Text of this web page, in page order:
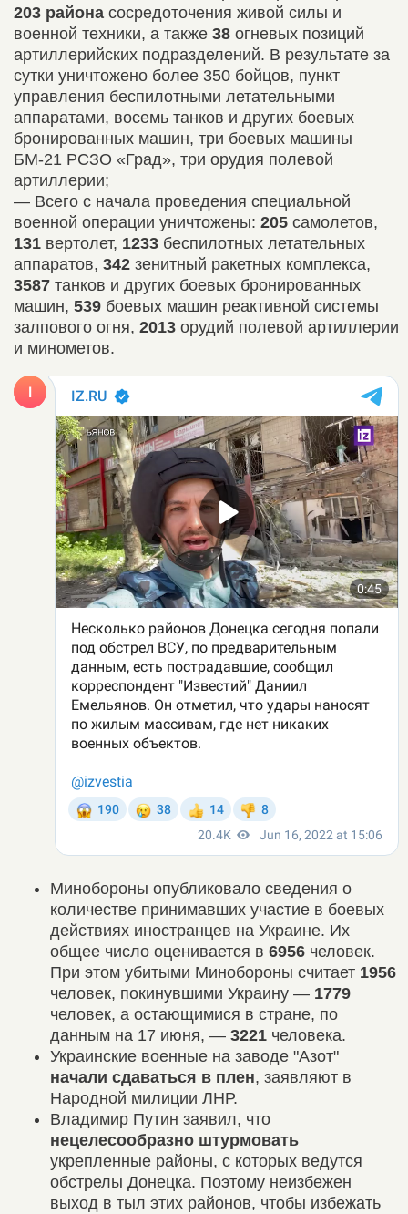
203 района сосредоточения живой силы и
военной техники, а также 38 огневых позиций
артиллерийских подразделений. В результате за
сутки уничтожено более 350 бойцов, пункт
управления беспилотными летательными
аппаратами, восемь танков и других боевых
бронированных машин, три боевых машины
БМ-21 РСЗО «Град», три орудия полевой
артиллерии;
— Всего с начала проведения специальной
военной операции уничтожены: 205 самолетов,
131 вертолет, 1233 беспилотных летательных
аппаратов, 342 зенитный ракетных комплекса,
3587 танков и других боевых бронированных
машин, 539 боевых машин реактивной системы
залпового огня, 2013 орудий полевой артиллерии
и минометов.
Минобороны опубликовало сведения о
количестве принимавших участие в боевых
действиях иностранцев на Украине. Их
общее число оценивается в 6956 человек.
При этом убитыми Минобороны считает 1956
человек, покинувшими Украину — 1779
человек, а остающимися в стране, по
данным на 17 июня, — 3221 человека.
Украинские военные на заводе "Азот"
начали сдаваться в плен, заявляют в
Народной милиции ЛНР.
Владимир Путин заявил, что
нецелесообразно штурмовать
укрепленные районы, с которых ведутся
обстрелы Донецка. Поэтому неизбежен
выход в тыл этих районов, чтобы избежать